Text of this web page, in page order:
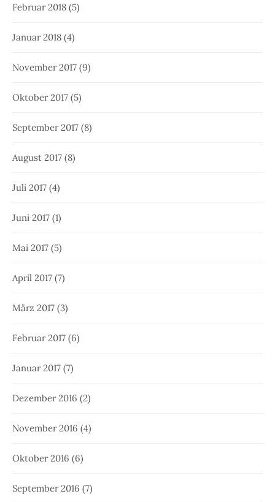
Februar 2018 (5)
Januar 2018 (4)
November 2017 (9)
Oktober 2017 (5)
September 2017 (8)
August 2017 (8)
Juli 2017 (4)
Juni 2017 (1)
Mai 2017 (5)
April 2017 (7)
März 2017 (3)
Februar 2017 (6)
Januar 2017 (7)
Dezember 2016 (2)
November 2016 (4)
Oktober 2016 (6)
September 2016 (7)